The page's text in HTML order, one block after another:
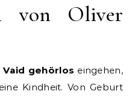
von Oliver
Vaid gehörlos eingehen,
Kindheit. Von Geburt